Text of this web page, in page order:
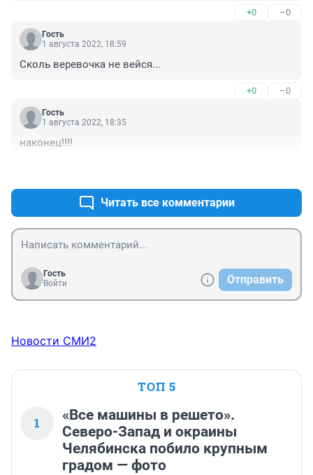
+0 –0
Гость
1 августа 2022, 18:59
Сколь веревочка не вейся...
+0 –0
Гость
1 августа 2022, 18:35
наконец!!!!
Читать все комментарии
Гость
Войти
Отправить
Новости СМИ2
ТОП 5
1
«Все машины в решето».
Северо-Запад и окраины
Челябинска побило крупным
градом — фото